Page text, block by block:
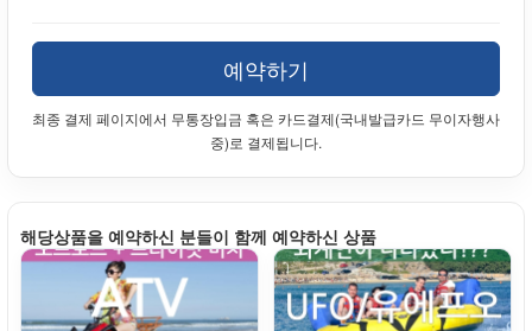
예약하기
최종 결제 페이지에서 무통장입금 혹은 카드결제(국내발급카드 무이자행사
중)로 결제됩니다.
해당상품을 예약하신 분들이 함께 예약하신 상품